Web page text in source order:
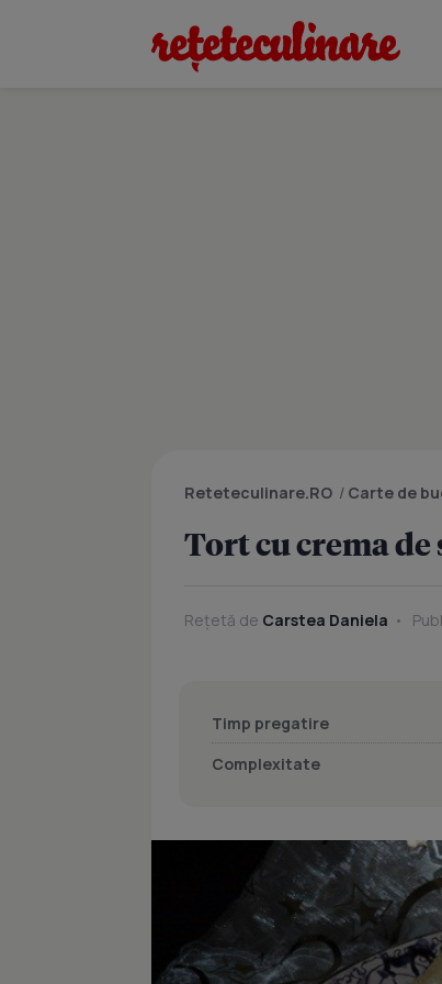
Reteteculinare.RO / Carte de
Tort cu crema de
Rețetă de Carstea Daniela
Timp pregatire
Complexitate